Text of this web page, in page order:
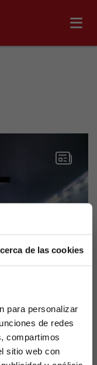
de las cookies
para personalizar
de redes
compartimos
sitio web con
el
exportaba,
el césped.
a Europa
revolución...